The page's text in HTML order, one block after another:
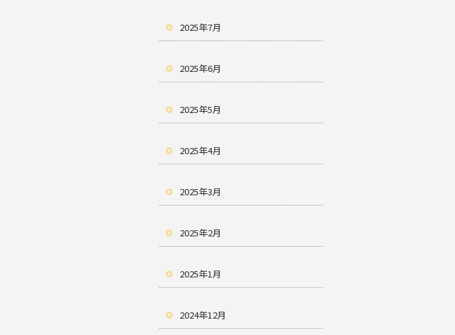
2025年7月
2025年6月
2025年5月
2025年4月
2025年3月
2025年2月
2025年1月
2024年12月